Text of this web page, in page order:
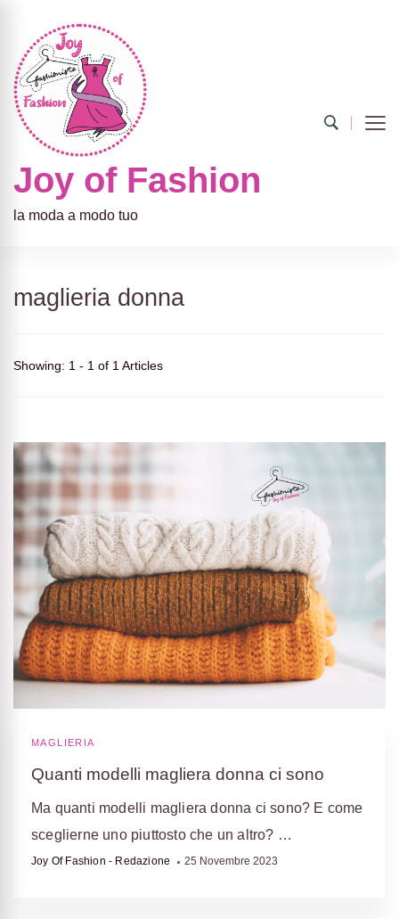
Joy of Fashion
la moda a modo tuo
maglieria donna
Showing: 1 - 1 of 1 Articles
MAGLIERIA
Quanti modelli magliera donna ci sono
Ma quanti modelli magliera donna ci sono? E come
sceglierne uno piuttosto che un altro? …
Joy Of Fashion - Redazione 25 Novembre 2023